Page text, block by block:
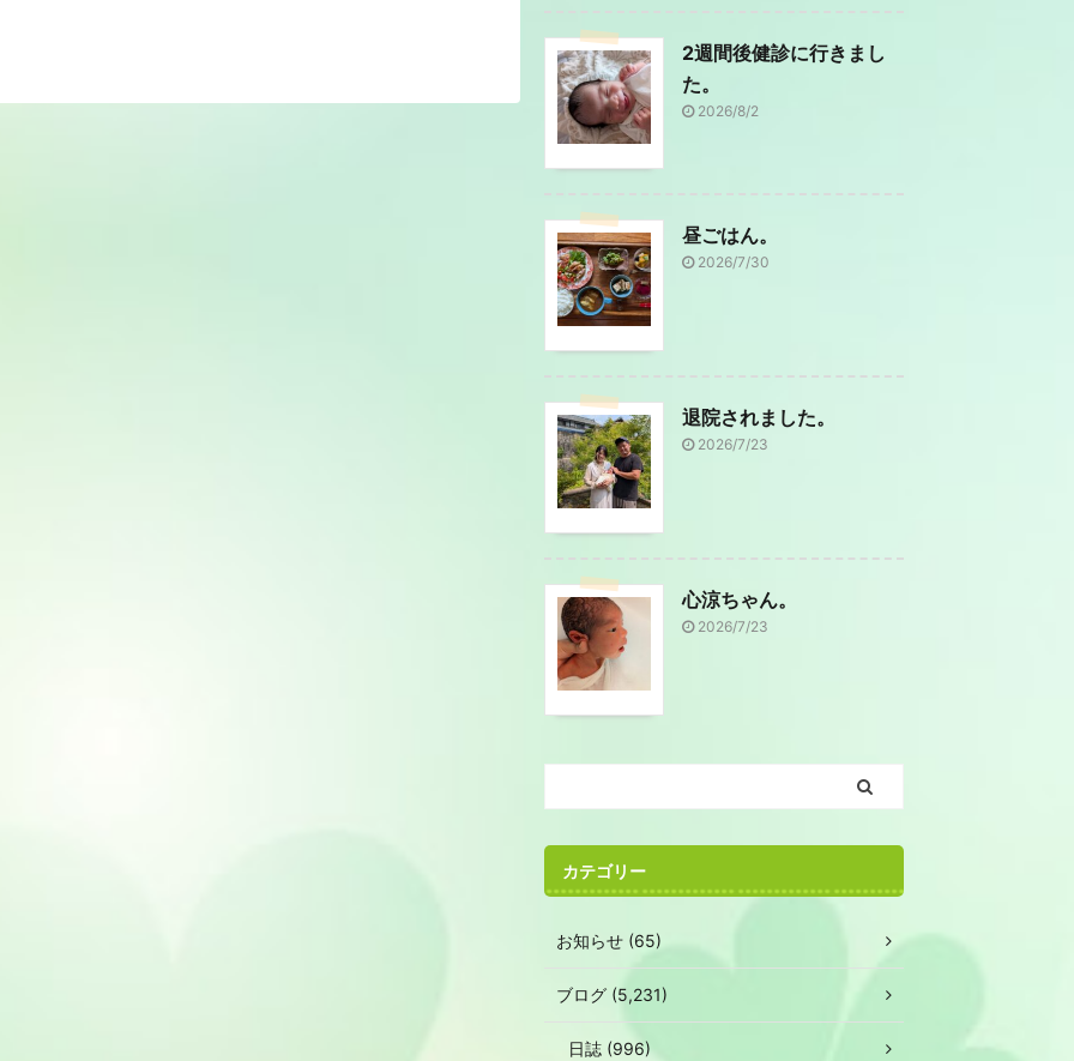
2週間後健診に行きまし
た。
2026/8/2
昼ごはん。
2026/7/30
退院されました。
2026/7/23
心涼ちゃん。
2026/7/23
カテゴリー
お知らせ (65)
ブログ (5,231)
日誌 (996)